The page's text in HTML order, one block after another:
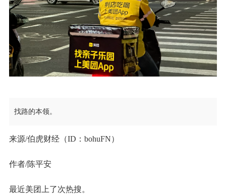
找路的本领。
来源/伯虎财经（ID：bohuFN）
作者/陈平安
最近美团上了次热搜。